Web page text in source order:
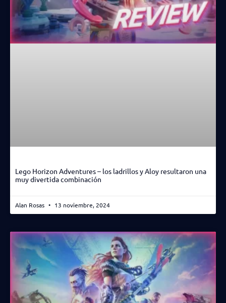
Lego Horizon Adventures – los ladrillos y Aloy resultaron una
muy divertida combinación
Alan Rosas 13 noviembre, 2024